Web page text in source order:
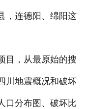
，连德阳、绵阳这
，从最原始的搜
川地震概况和破坏
口分布图、破坏比